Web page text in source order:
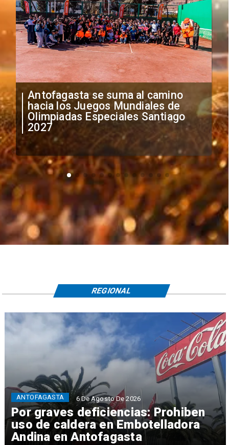
Antofagasta se suma al camino
hacia los Juegos Mundiales de
Olimpiadas Especiales Santiago
2027
Por graves deficiencias: Prohiben
uso de caldera en Embotelladora
Andina en Antofagasta
ANTOFAGASTA 6 De Agosto De 2026
REGIONAL